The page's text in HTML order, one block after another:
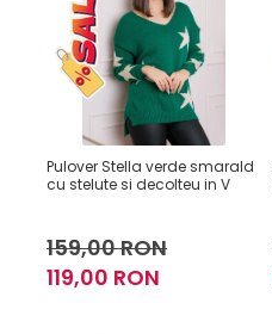
Pulover Stella verde smarald
cu stelute si decolteu in V
159,00 RON
119,00 RON